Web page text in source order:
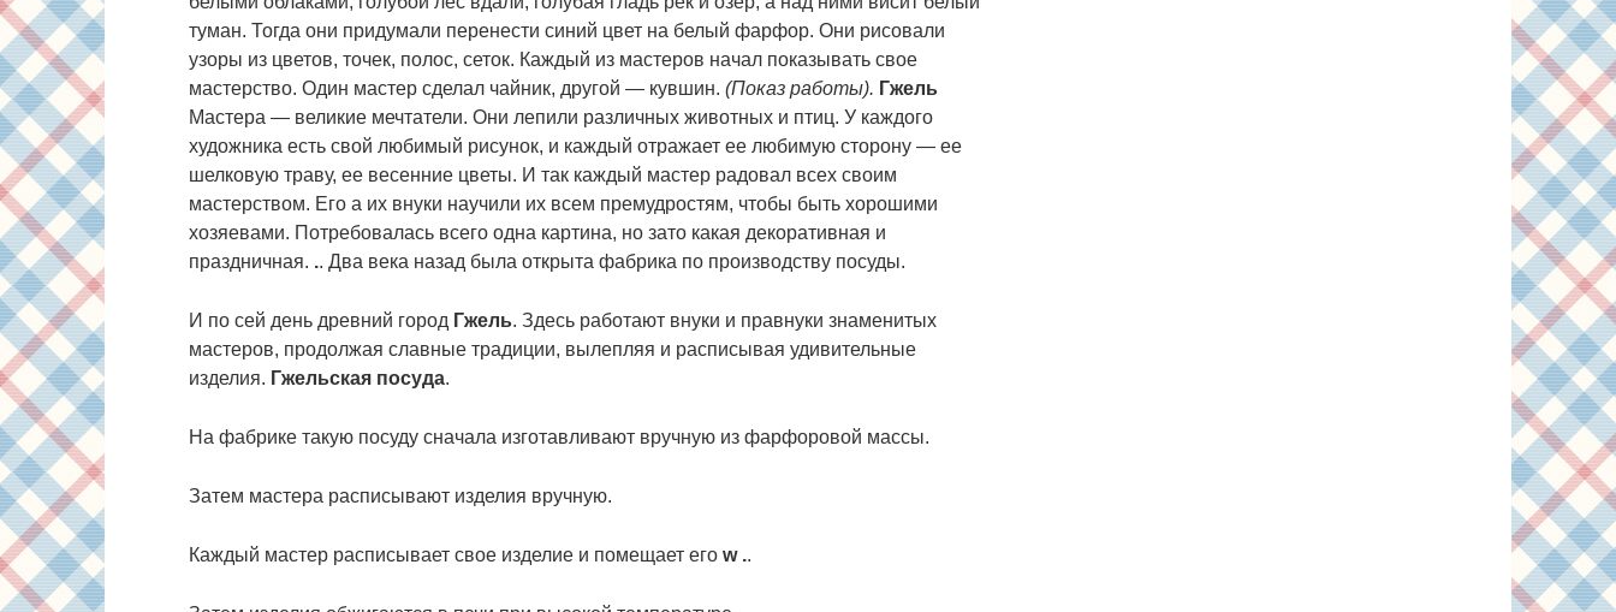
туман. Тогда они придумали перенести синий цвет на белый фарфор. Они рисовали
узоры из цветов, точек, полос, сеток. Каждый из мастеров начал показывать свое
мастерство. Один мастер сделал чайник, другой — кувшин. (Показ работы). Гжель
Мастера — великие мечтатели. Они лепили различных животных и птиц. У каждого
художника есть свой любимый рисунок, и каждый отражает ее любимую сторону — ее
шелковую траву, ее весенние цветы. И так каждый мастер радовал всех своим
мастерством. Его а их внуки научили их всем премудростям, чтобы быть хорошими
хозяевами. Потребовалась всего одна картина, но зато какая декоративная и
праздничная. .. Два века назад была открыта фабрика по производству посуды.
И по сей день древний город Гжель. Здесь работают внуки и правнуки знаменитых
мастеров, продолжая славные традиции, вылепляя и расписывая удивительные
изделия. Гжельская посуда.
На фабрике такую посуду сначала изготавливают вручную из фарфоровой массы.
Затем мастера расписывают изделия вручную.
Каждый мастер расписывает свое изделие и помещает его w ..